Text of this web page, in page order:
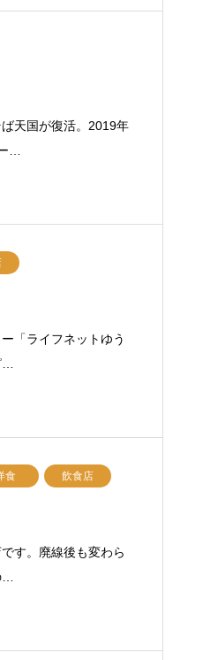
天国が復活。2019年
…
「ライフネットゆう
食 飲食店
す。廃線後も変わら